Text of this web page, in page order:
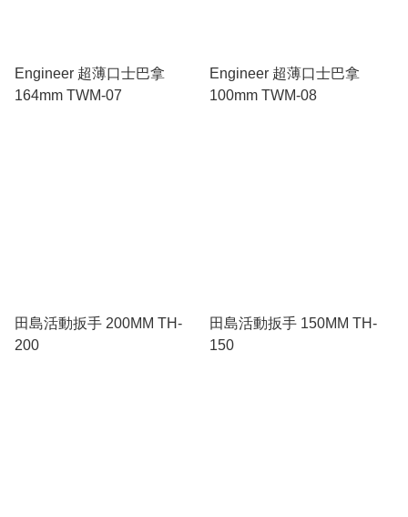
Engineer 超薄口士巴拿
164mm TWM-07
Engineer 超薄口士巴拿
100mm TWM-08
田島活動扳手 200MM TH-
200
田島活動扳手 150MM TH-
150